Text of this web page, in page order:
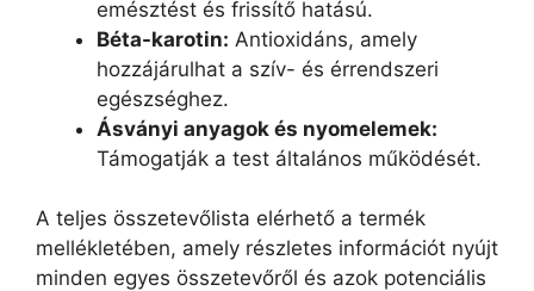
emésztést és frissítő hatású.
Béta-karotin: Antioxidáns, amely
hozzájárulhat a szív- és érrendszeri
egészséghez.
Ásványi anyagok és nyomelemek:
Támogatják a test általános működését.
A teljes összetevőlista elérhető a termék
mellékletében, amely részletes információt nyújt
minden egyes összetevőről és azok potenciális